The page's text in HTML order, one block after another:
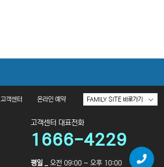
고객센터 온라인 예약
고객센터 대표전화
1666-4229
평일 _오전 09:00 ~ 오후 10:00